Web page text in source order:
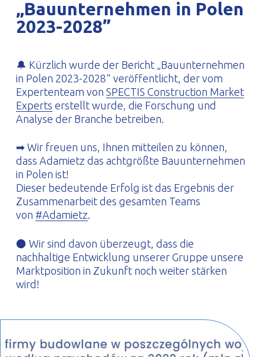
PROFILAR – kaltgeformte Profile
PL
„Bauunternehmen in Polen
2023-2028”
🔔 Kürzlich wurde der Bericht „Bauunternehmen
in Polen 2023-2028“ veröffentlicht, der vom
Expertenteam von SPECTIS Construction Market
Experts erstellt wurde, die Forschung und
Analyse der Branche betreiben.
➡ Wir freuen uns, Ihnen mitteilen zu können,
dass Adamietz das achtgrößte Bauunternehmen
in Polen ist!
Dieser bedeutende Erfolg ist das Ergebnis der
Zusammenarbeit des gesamten Teams
von #Adamietz.
⚫ Wir sind davon überzeugt, dass die
nachhaltige Entwicklung unserer Gruppe unsere
Marktposition in Zukunft noch weiter stärken
wird!